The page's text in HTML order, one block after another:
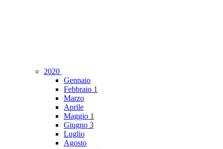
2020
Gennaio
Febbraio 1
Marzo
Aprile
Maggio 1
Giugno 3
Luglio
Agosto